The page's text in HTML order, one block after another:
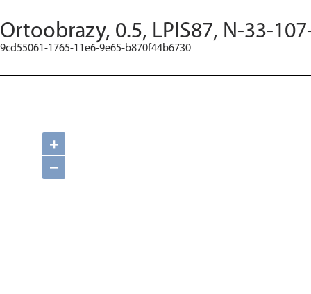
Ortoobrazy, 0.5, LPIS87, N-33-
9cd55061-1765-11e6-9e65-b870f44b6730
+
−